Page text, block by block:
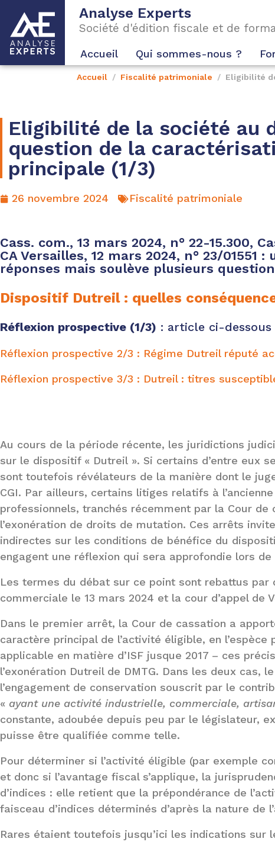
Analyse Experts
Société d'édition fiscale et de
Accueil Qui sommes-nous ?
Accueil Fiscalité patrimoniale Eligibilité
Eligibilité de la société au
question de la
principale (1/3)
26 novembre 2024 Fiscalité patrimoniale
Cass. com., 13 mars 2024, n° 22-15.300,
CA Versailles, 12 mars 2024, n° 23/
réponses mais soulève plusieurs
Dispositif Dutreil : quelles
Réflexion prospective (1/3) : article ci-dessous
Réflexion prospective 2/3 : Régime Dutreil réputé
Réflexion prospective 3/3 : Dutreil : titres
Au cours de la période récente, les juridictions
sur le dispositif « Dutreil ». Si certains d’entre eux
sont toutefois révélateurs de la manière dont le
CGI. Par ailleurs, certains litiges relatifs à
professionnels, tranchés récemment par la Cour de
l’exonération de droits de mutation. Ces arrêts
indirectes sur les conditions de bénéfice du
engagent une réflexion qui sera approfondie lors de
Les termes du débat sur ce point sont rebattus par
commerciale le 13 mars 2024 et la cour d’appel de
Dans le premier arrêt, la Cour de cassation a
caractère principal de l’activité éligible, en
applicable en matière d’ISF jusque 2017 – ces
l’exonération Dutreil de DMTG. Dans les deux cas,
l’engagement de conservation souscrit par le
« ayant une activité industrielle, commerciale,
constante, adoubée depuis peu par le législateur,
puisse être qualifiée comme telle.
Pour déterminer si l’activité éligible (par exemple
et donc si l’avantage fiscal s’applique, la
d’indices : elle retient que la prépondérance de
faisceau d’indices déterminés d’après la nature de
Rares étaient toutefois jusqu’ici les indications sur